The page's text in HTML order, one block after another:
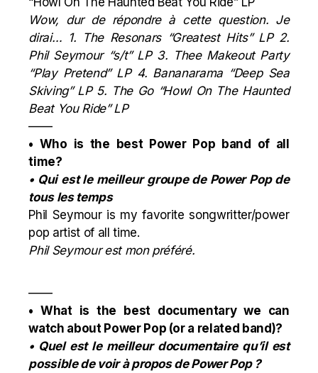
Wow, dur de répondre à cette question. Je
dirai… 1. The Resonars “Greatest Hits” LP 2.
Phil Seymour “s/t” LP 3. Thee Makeout Party
“Play Pretend” LP 4. Bananarama “Deep Sea
Skiving” LP 5. The Go “Howl On The Haunted
Beat You Ride” LP
——
• Who is the best Power Pop band of all
time?
• Qui est le meilleur groupe de Power Pop de
tous les temps
Phil Seymouris my favorite songwritter/power
pop artist of all time.
Phil Seymourest mon préféré.
——
• What is the best documentary we can
watch about Power Pop (or a related band)?
• Quel est le meilleur documentaire qu’il est
possible de voir à propos de Power Pop ?